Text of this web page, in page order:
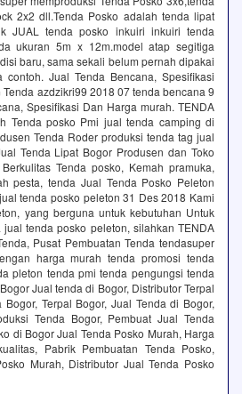
2x2 dll.Tenda Posko adalah tenda lipat
JUAL tenda posko inkuiri inkuiri tenda
ukuran 5m x 12m.model atap segitiga
baru, sama sekali belum pernah dipakai
contoh. Jual Tenda Bencana, Spesifikasi
azdzikri99 2018 07 tenda bencana 9
Spesifikasi Dan Harga murah. TENDA
Tenda posko Pmi jual tenda camping di
Tenda Roder produksi tenda tag jual
Tenda Lipat Bogor Produsen dan Toko
Tenda posko, Kemah pramuka,
pesta, tenda Jual Tenda Posko Peleton
tenda posko peleton 31 Des 2018 Kami
yang berguna untuk kebutuhan Untuk
tenda posko peleton, silahkan TENDA
Pusat Pembuatan Tenda tendasuper
harga murah tenda promosi tenda
pleton tenda pmi tenda pengungsi tenda
Jual tenda di Bogor, Distributor Terpal
Terpal Bogor, Jual Tenda di Bogor,
Tenda Bogor, Pembuat Jual Tenda
di Bogor Jual Tenda Posko Murah, Harga
Pabrik Pembuatan Tenda Posko,
Murah, Distributor Jual Tenda Posko